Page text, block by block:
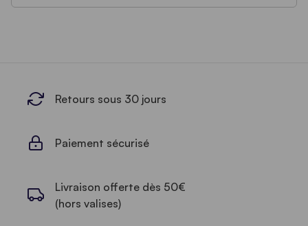
Retours sous 30 jours
Paiement sécurisé
Livraison offerte dès 50€
(hors valises)